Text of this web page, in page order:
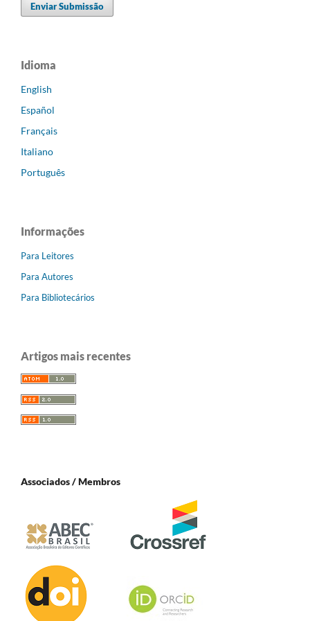
Enviar Submissão
Idioma
English
Español
Français
Italiano
Português
Informações
Para Leitores
Para Autores
Para Bibliotecários
Artigos mais recentes
Associados / Membros